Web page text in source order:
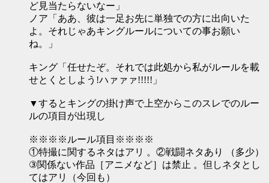
ど見当たらないなー」
ノア「ああ、彼は一足お先に単独での方に出向いた
よ。それじゃあキングルールについての事お願い
ね。」
キング「任せたぞ。それでは此処から私がルールを載
せとくとしよう!ハァァァ!!!!!」
▼するとキングの掛け声で上空からこのスレでのルー
ルの項目が出現し
※※※※ルール項目※※※※
①特撮に関するネタはアリ 。②戦闘ネタあり （多少）
③関係ない作品［アニメなど］は禁止 。但しネタとし
てはアリ（今回も）